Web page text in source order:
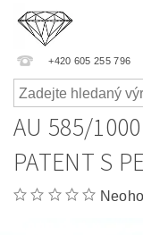
+420 605 255 796
AU 585/
PATENT S